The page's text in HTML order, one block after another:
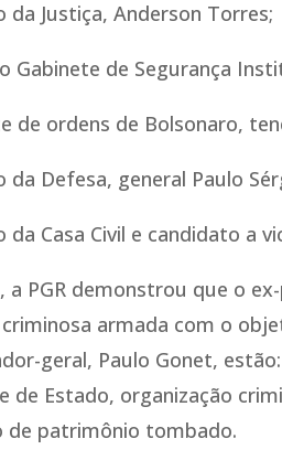
da Justiça, Anderson Torres;
Gabinete de Segurança
de ordens de Bolsonaro,
da Defesa, general Paulo
da Casa Civil e candidato a
a PGR demonstrou que o
armada com o
geral, Paulo Gonet,
de Estado, organização
de patrimônio tombado.